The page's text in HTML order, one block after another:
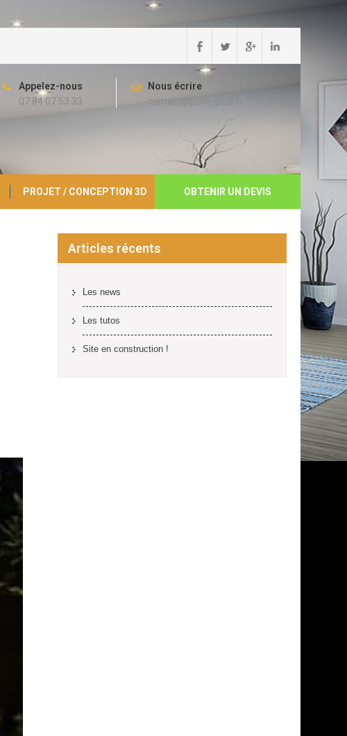
Appelez-nous
07 84 07 53 33
Nous écrire
contact@pose-plus.fr
PROJET / CONCEPTION 3D OBTENIR UN DEVIS
Articles récents
Les news
Les tutos
Site en construction !